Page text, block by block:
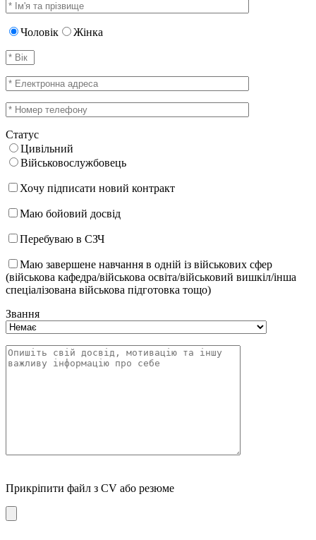
Чоловік Жінка
Статус
Цивільний
Військовослужбовець
Хочу підписати новий контракт
Маю бойовий досвід
Перебуваю в СЗЧ
Маю завершене навчання в одній із військових сфер
(військова кафедра/військова освіта/військовий вишкіл/інша
спеціалізована військова підготовка тощо)
Звання
Прикріпити файл з CV або резюме